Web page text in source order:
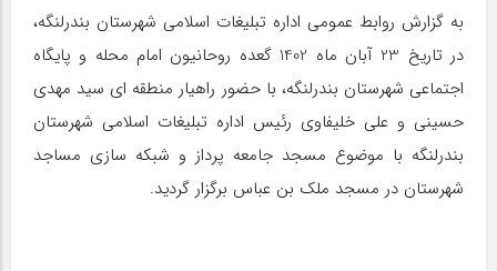
به گزارش روابط عمومی اداره تبلیغات اسلامی شهرستان بندرلنگه،
در تاریخ 23 آبان ماه 1402 گعده روحانیون‌ امام محله و پایگاه
اجتماعی شهرستان بندرلنگه، با حضور راهیار منطقه‌ ای سید مهدی
حسینی و علی خلیفاوی رئیس اداره تبلیغات اسلامی شهرستان
بندرلنگه با موضوع مسجد جامعه پرداز و شبکه سازی مساجد
شهرستان در مسجد ملک بن عباس برگزار گردید.